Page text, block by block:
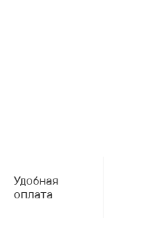
Удобная
оплата